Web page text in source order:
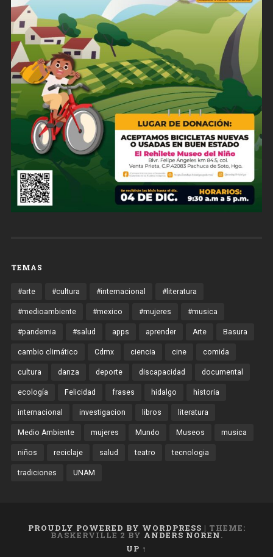
TEMAS
#arte #cultura #internacional #literatura
#medioambiente #mexico #mujeres #musica
#pandemia #salud apps aprender Arte Basura
cambio climático Cdmx ciencia cine comida
cultura danza deporte discapacidad documental
ecología Felicidad frases hidalgo historia
internacional investigacion libros literatura
Medio Ambiente mujeres Mundo Museos musica
niños reciclaje salud teatro tecnologia
tradiciones UNAM
PROUDLY POWERED BY WORDPRESS | THEME:
BASKERVILLE 2 BY ANDERS NOREN.
UP ↑